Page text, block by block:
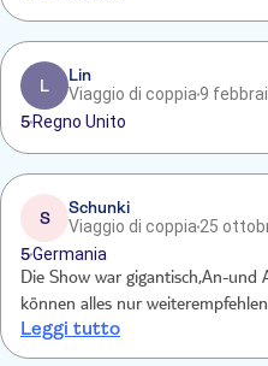
L
Lin
Viaggio di coppia9
5 Regno Unito
S
Schunki
Viaggio di coppia 25
5Germania
Die Show war gigantisch,An-und
können alles nur
Leggi tutto